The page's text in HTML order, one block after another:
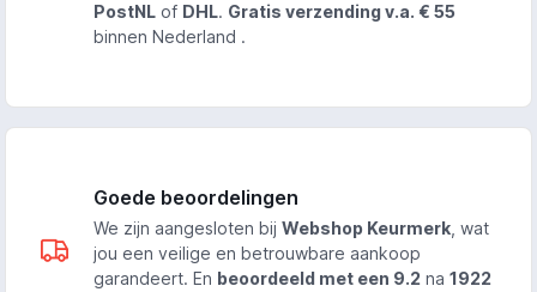
PostNL of DHL. Gratis verzending v.a. € 55
binnen Nederland .
Goede beoordelingen
We zijn aangesloten bij Webshop Keurmerk , wat
jou een veilige en betrouwbare aankoop
garandeert. En beoordeeld met een 9.2 na 1922